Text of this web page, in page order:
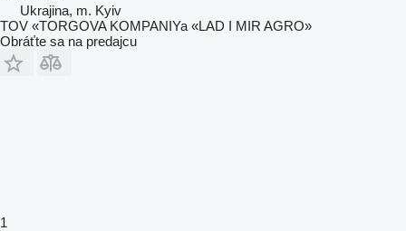
Ukrajina, m. Kyiv
TOV «TORGOVA KOMPANIYa «LAD I MIR AGRO»
Obráťte sa na predajcu
1